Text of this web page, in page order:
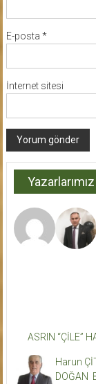
E-posta *
İnternet sitesi
Yazarlarımız
ASRIN “ÇİLE”
Harun
DOĞAN